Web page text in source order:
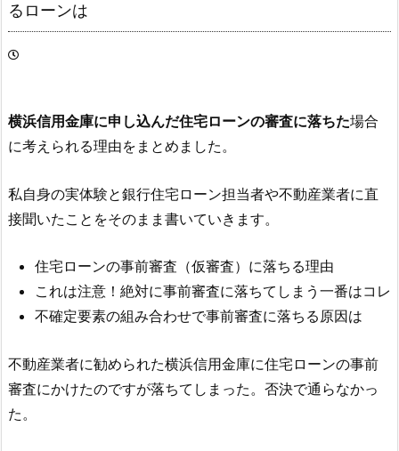
るローンは
横浜信用金庫に申し込んだ住宅ローンの審査に落ちた場合
に考えられる理由をまとめました。
私自身の実体験と銀行住宅ローン担当者や不動産業者に直
接聞いたことをそのまま書いていきます。
住宅ローンの事前審査（仮審査）に落ちる理由
これは注意！絶対に事前審査に落ちてしまう一番はコレ
不確定要素の組み合わせで事前審査に落ちる原因は
不動産業者に勧められた横浜信用金庫に住宅ローンの事前
審査にかけたのですが落ちてしまった。否決で通らなかっ
た。